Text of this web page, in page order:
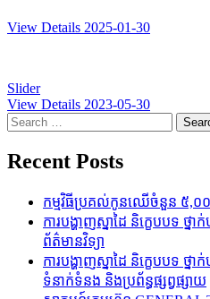
View Details 2025-01-30
Slider
View Details 2023-05-30
Search
for:
Recent Posts
កម្មវិធីប្រគល់កូនឈើចំនួន ៥,០
ការបង្ហាញស្នាដៃ និក្ខេបបទ ថ្ន
ព័ត៌មានវិទ្យា
ការបង្ហាញស្នាដៃ និក្ខេបបទ ថ្ន
ទំនាក់ទំនង និងប្រព័ន្ធផ្សព្វផ្សាយ